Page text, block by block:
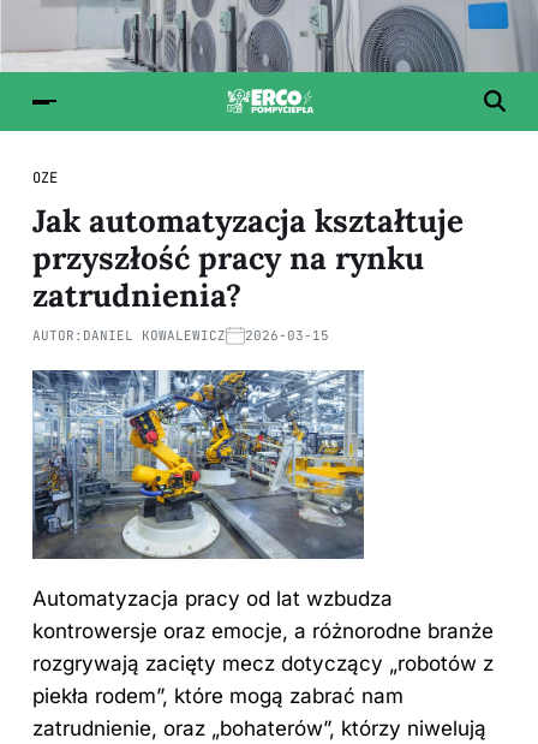
OZE
Jak automatyzacja kształtuje
przyszłość pracy na rynku
zatrudnienia?
AUTOR: DANIEL KOWALEWICZ 2026-03-15
Automatyzacja pracy od lat wzbudza
kontrowersje oraz emocje, a różnorodne branże
rozgrywają zacięty mecz dotyczący „robotów z
piekła rodem”, które mogą zabrać nam
zatrudnienie, oraz „bohaterów”, którzy niwelują